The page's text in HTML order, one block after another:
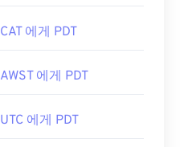
CAT 에게 PDT
AWST 에게 PDT
UTC 에게 PDT